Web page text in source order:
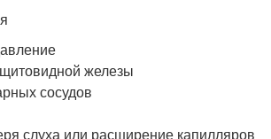
железы
сосудов
слуха или расширение капилляров